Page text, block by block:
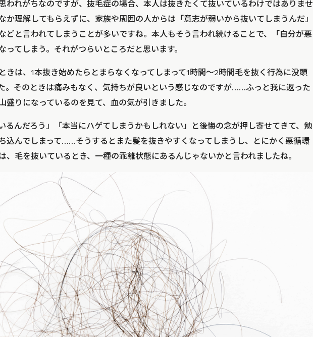
われがちなのですが、抜毛症の場合、本人は抜きたくて抜いているわけではありませ
か理解してもらえずに、家族や周囲の人からは「意志が弱いから抜いてしまうんだ」
どと言われてしまうことが多いですね。本人もそう言われ続けることで、「自分が悪
ってしまう。それがつらいところだと思います。
きは、1本抜き始めたらとまらなくなってしまって1時間～2時間毛を抜く行為に没頭
。そのときは痛みもなく、気持ちが良いという感じなのですが……ふっと我に返った
盛りになっているのを見て、血の気が引きました。
るんだろう」「本当にハゲてしまうかもしれない」と後悔の念が押し寄せてきて、勉
込んでしまって……そうするとまた髪を抜きやすくなってしまうし、とにかく悪循環
、毛を抜いているとき、一種の乖離状態にあるんじゃないかと言われましたね。